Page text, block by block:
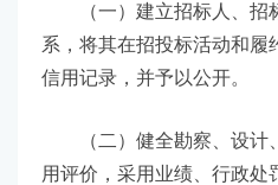
（一）建立招标人、
系，将其在招投标活动和履
信用记录，并予以公开。
（二）健全勘察、设
用评价，采用业绩、行政处